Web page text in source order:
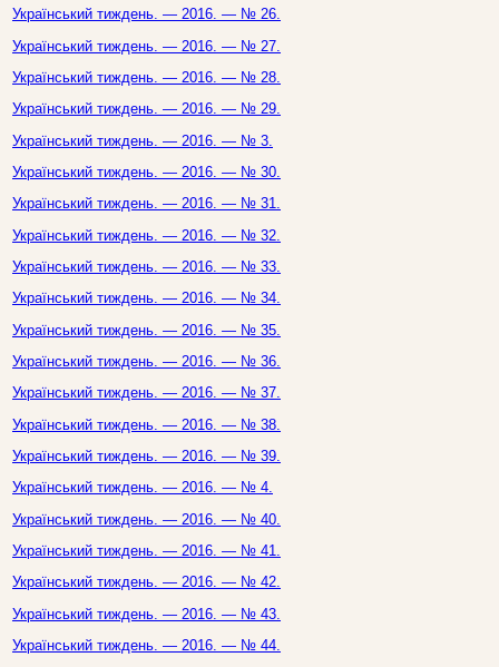
Український тиждень. — 2016. — № 26.
Український тиждень. — 2016. — № 27.
Український тиждень. — 2016. — № 28.
Український тиждень. — 2016. — № 29.
Український тиждень. — 2016. — № 3.
Український тиждень. — 2016. — № 30.
Український тиждень. — 2016. — № 31.
Український тиждень. — 2016. — № 32.
Український тиждень. — 2016. — № 33.
Український тиждень. — 2016. — № 34.
Український тиждень. — 2016. — № 35.
Український тиждень. — 2016. — № 36.
Український тиждень. — 2016. — № 37.
Український тиждень. — 2016. — № 38.
Український тиждень. — 2016. — № 39.
Український тиждень. — 2016. — № 4.
Український тиждень. — 2016. — № 40.
Український тиждень. — 2016. — № 41.
Український тиждень. — 2016. — № 42.
Український тиждень. — 2016. — № 43.
Український тиждень. — 2016. — № 44.